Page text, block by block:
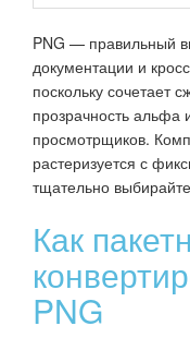
PNG — правильный
документации и
поскольку сочетает
прозрачность альфа
просмотрщиков.
растеризуется с
тщательно
Как
PNG